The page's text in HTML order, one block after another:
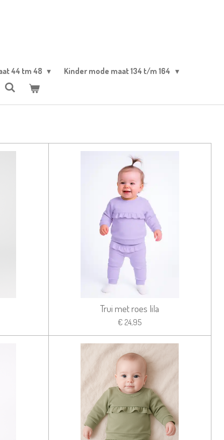
44 tm 48
Kinder mode maat 134 t/m 164
Trui met roes lila
€ 24,95